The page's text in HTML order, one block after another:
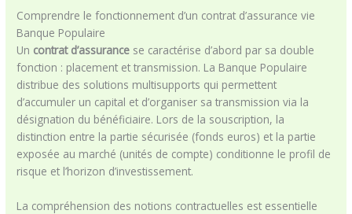
Comprendre le fonctionnement d’un contrat d’assurance vie
Banque Populaire
Un contrat d’assurance se caractérise d’abord par sa double
fonction : placement et transmission. La Banque Populaire
distribue des solutions multisupports qui permettent
d’accumuler un capital et d’organiser sa transmission via la
désignation du bénéficiaire. Lors de la souscription, la
distinction entre la partie sécurisée (fonds euros) et la partie
exposée au marché (unités de compte) conditionne le profil de
risque et l’horizon d’investissement.
La compréhension des notions contractuelles est essentielle